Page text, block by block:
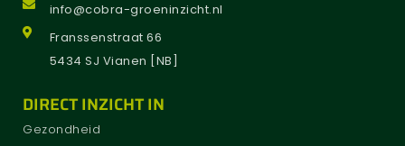
info@cobra-groeninzicht.nl
Franssenstraat 66
5434 SJ Vianen [NB]
DIRECT INZICHT IN
Gezondheid